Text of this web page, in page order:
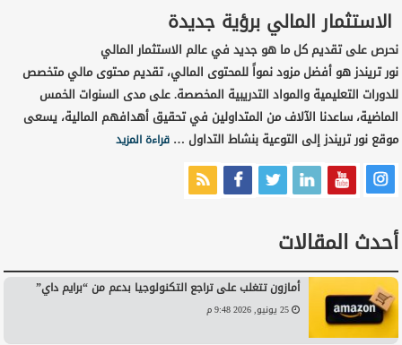
الاستثمار المالي برؤية جديدة
نحرص على تقديم كل ما هو جديد في عالم الاستثمار المالي
نور تريندز هو أفضل مزود نمواً للمحتوى المالي، تقديم محتوى مالي متخصص
للدورات التعليمية والمواد التدريبية المخصصة. على مدى السنوات الخمس
الماضية، ساعدنا الآلاف من المتداولين في تحقيق أهدافهم المالية، يسعى
موقع نور تريندز إلى التوعية بنشاط التداول …قراءة المزيد
أحدث المقالات
أمازون تتغلب على تراجع التكنولوجيا بدعم من “برايم داي”
25 يونيو, 2026 9:48 م